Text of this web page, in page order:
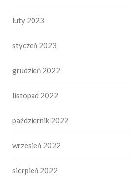
luty 2023
styczeń 2023
grudzień 2022
listopad 2022
październik 2022
wrzesień 2022
sierpień 2022